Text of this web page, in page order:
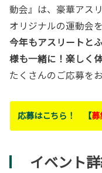
動会』は、豪華アス
オリジナルの運動会
今年もアスリートと
様も一緒に！楽しく
たくさんのご応募を
応募はこちら！ 【募
イベント